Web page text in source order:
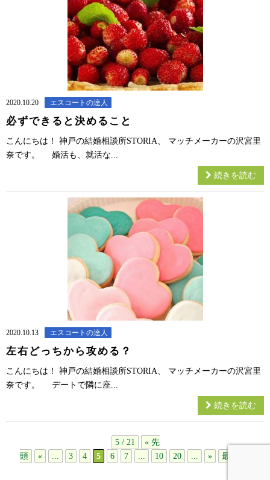
2020.10.20 エスコートの達人
必ずできると決めること
こんにちは！ 神戸の結婚相談所STORIA、 マッチメーカーの沢宮里
奈です。 婚活も、就活な...
続きを読む
2020.10.13 エスコートの達人
左右どっちから攻める？
こんにちは！ 神戸の結婚相談所STORIA、 マッチメーカーの沢宮里
奈です。 デートで隣に座...
続きを読む
5 / 21
« 先
頭
« ... 3 4 5 6 7 ... 10 20 ... » 最後 »